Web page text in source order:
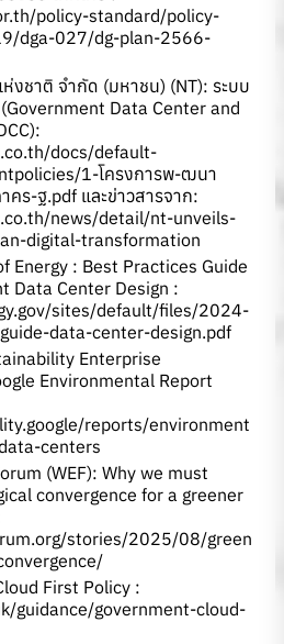
policy-standard/policy-
dga-027/dg-plan-2566-
งชาติ จำกัด (มหาชน) (NT): ระบบ
Data Center and
docs/default-
1-โครงการพ-ฒนา
คร-ฐ.pdf และข่าวสารจาก:
news/detail/nt-unveils-
digital-transformation
Energy : Best Practices Guide
Data Center Design :
sites/default/files/2024-
data-center-design.pdf
Enterprise
Environmental Report
reports/environment
centers
(WEF): Why we must
convergence for a greener
stories/2025/08/green
First Policy :
guidance/government-cloud-